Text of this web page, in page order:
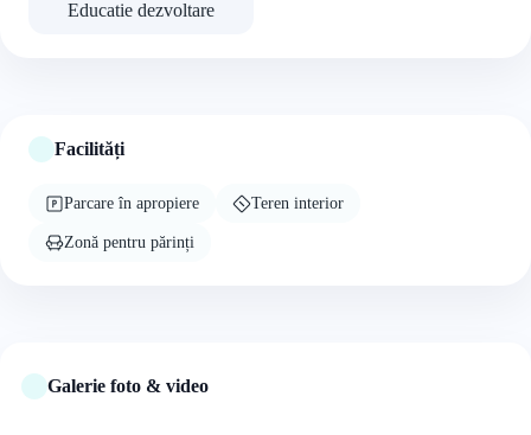
Educatie dezvoltare
Facilități
Parcare în apropiere Teren interior
Zonă pentru părinți
Galerie foto & video